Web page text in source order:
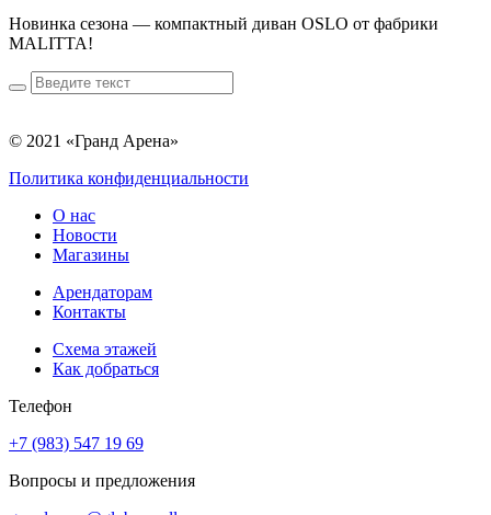
Новинка сезона — компактный диван OSLO от фабрики
MALITTA!
© 2021 «Гранд Арена»
Политика конфиденциальности
О нас
Новости
Магазины
Арендаторам
Контакты
Схема этажей
Как добраться
Телефон
+7 (983) 547 19 69
Вопросы и предложения